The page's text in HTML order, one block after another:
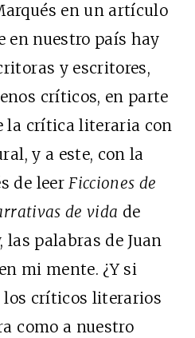
en un artículo
en nuestro país hay
y escritores,
críticos, en parte
la crítica literaria con
y a este, con la
de leerFicciones de
de vida de
palabras de Juan
mi mente. ¿Y si
los críticos literarios
como a nuestro